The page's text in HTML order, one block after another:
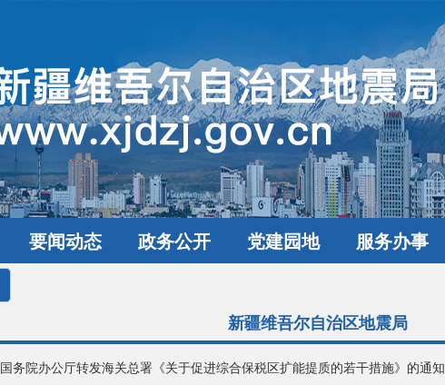
要闻动态 政务公开 党建园地 服务办事
新疆维吾尔自治区地震局
国务院办公厅转发海关总署《关于促进综合保税区扩能提质的若干措施》的通知